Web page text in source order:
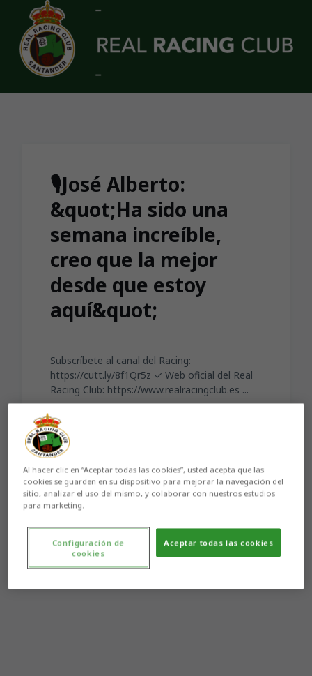
Skip to main content
🎙José Alberto:
&quot;Ha sido una
semana increíble,
creo que la mejor
desde que estoy
aquí&quot;
Subscríbete al canal del Racing:
https://cutt.ly/8f1Qr5z ✓ Web oficial del Real
Racing Club: https://www.realracingclub.es ...
Aún no hay reacciones. ¡Sé el primero!
Al hacer clic en “Aceptar todas las cookies”, usted acepta que las
cookies se guarden en su dispositivo para mejorar la navegación del
sitio, analizar el uso del mismo, y colaborar con nuestros estudios
para marketing.
Aceptar todas las cookies
Configuración de
cookies